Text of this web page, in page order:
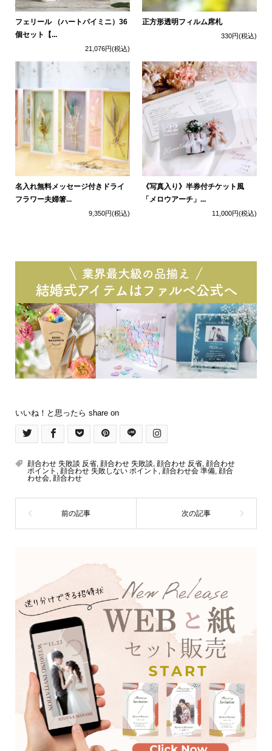
フェリール （ハートパイミニ）36
個セット【...
21,076円(税込)
正方形透明フィルム席札
330円(税込)
名入れ無料メッセージ付きドライ
フラワー夫婦箸...
9,350円(税込)
《写真入り》半券付チケット風
「メロウアーチ」...
11,000円(税込)
いいね！と思ったら share on
顔合わせ 失敗談 反省, 顔合わせ 失敗談 顔合わせ 反省, 顔合わせ
ポイント
顔合わせ 失敗しない ポイント 顔合わせ会 準備, 顔合
わせ会, 顔合わせ